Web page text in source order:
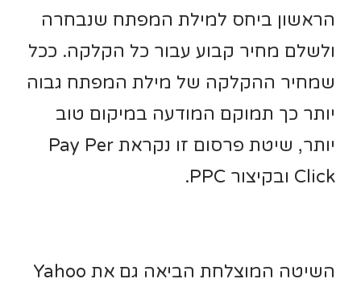
הראשון ביחס למילת המפתח שנבחרה
ולשלם מחיר קבוע עבור כל הקלקה. ככל
שמחיר ההקלקה של מילת המפתח גבוה
יותר כך תמוקם המודעה במיקום טוב
יותר, שיטת פרסום זו נקראת Pay Per
Click ובקיצור PPC.
השיטה המוצלחת הביאה גם את Yahoo